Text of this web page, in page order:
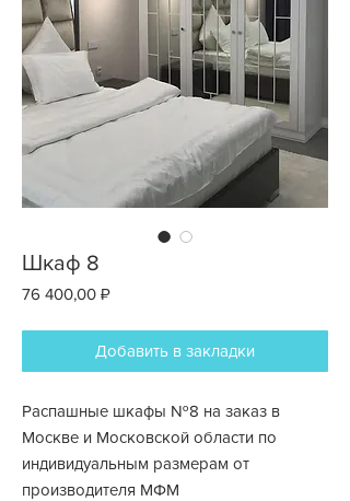
Шкаф 8
76 400,00 ₽Цена
Добавить в закладки
Распашные шкафы №8 на заказ в
Москве и Московской области по
индивидуальным размерам от
производителя МФМ